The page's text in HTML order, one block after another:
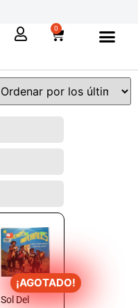
0
¡AGOTADO!
Sol Del